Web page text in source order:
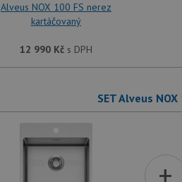
Alveus NOX 100 FS nerez
kartáčovaný
12 990 Kčs DPH
SET Alveus